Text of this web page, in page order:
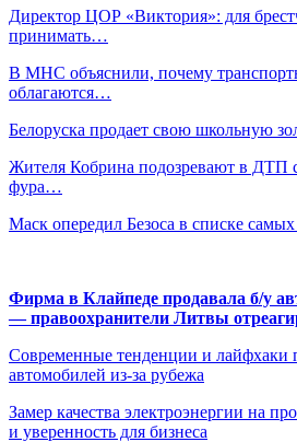
Директор ЦОР «Виктория»: для
принимать…
В МНС объяснили, почему
облагаются…
Белоруска продает свою школьную
Жителя Кобрина подозревают в ДТП
фура…
Маск опередил Безоса в списке
Фирма в Клайпеде продавала б/у
— правоохранители Литвы
Современные тенденции и лайфхаки
автомобилей из-за рубежа
Замер качества электроэнергии на
и уверенность для бизнеса